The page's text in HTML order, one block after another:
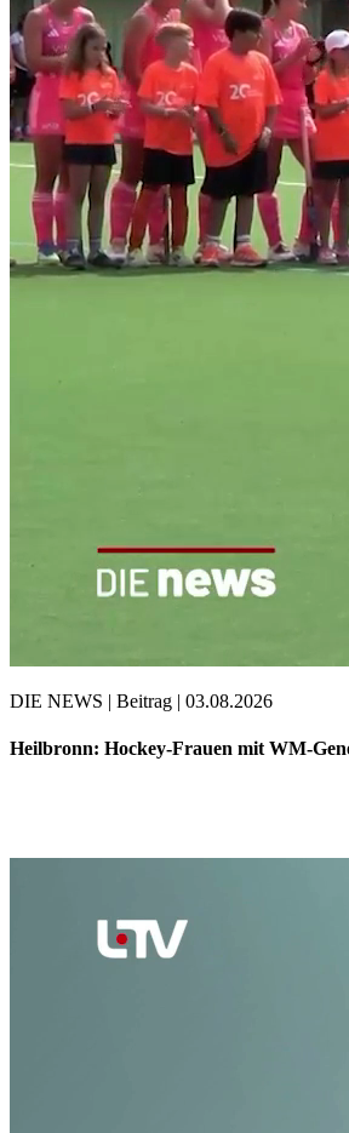
DIE NEWS | Beitrag | 03.08.2026
Heilbronn: Hockey-Frauen mit WM-